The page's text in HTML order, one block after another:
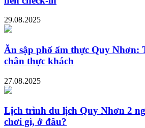
29.08.2025
Ăn sập phố ẩm thực Quy Nhơn:
chân thực khách
27.08.2025
Lịch trình du lịch Quy Nhơn 2
chơi gì, ở đâu?